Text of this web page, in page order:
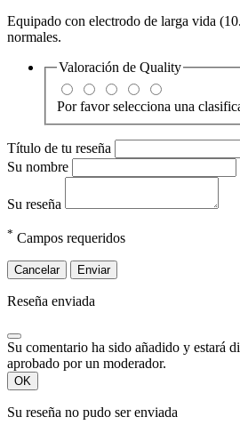
Equipado con electrodo de larga vida
normales.
Valoración de Quality
Por favor selecciona una
Título de tu reseña
Su nombre
Su reseña
* Campos requeridos
Cancelar Enviar
Reseña enviada
Su comentario ha sido añadido y estará
aprobado por un moderador.
OK
Su reseña no pudo ser enviada